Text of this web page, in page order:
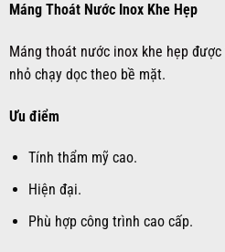
Máng Thoát Nước Inox Khe Hẹp
Máng thoát nước inox khe hẹp được
nhỏ chạy dọc theo bề mặt.
Ưu điểm
Tính thẩm mỹ cao.
Hiện đại.
Phù hợp công trình cao cấp.